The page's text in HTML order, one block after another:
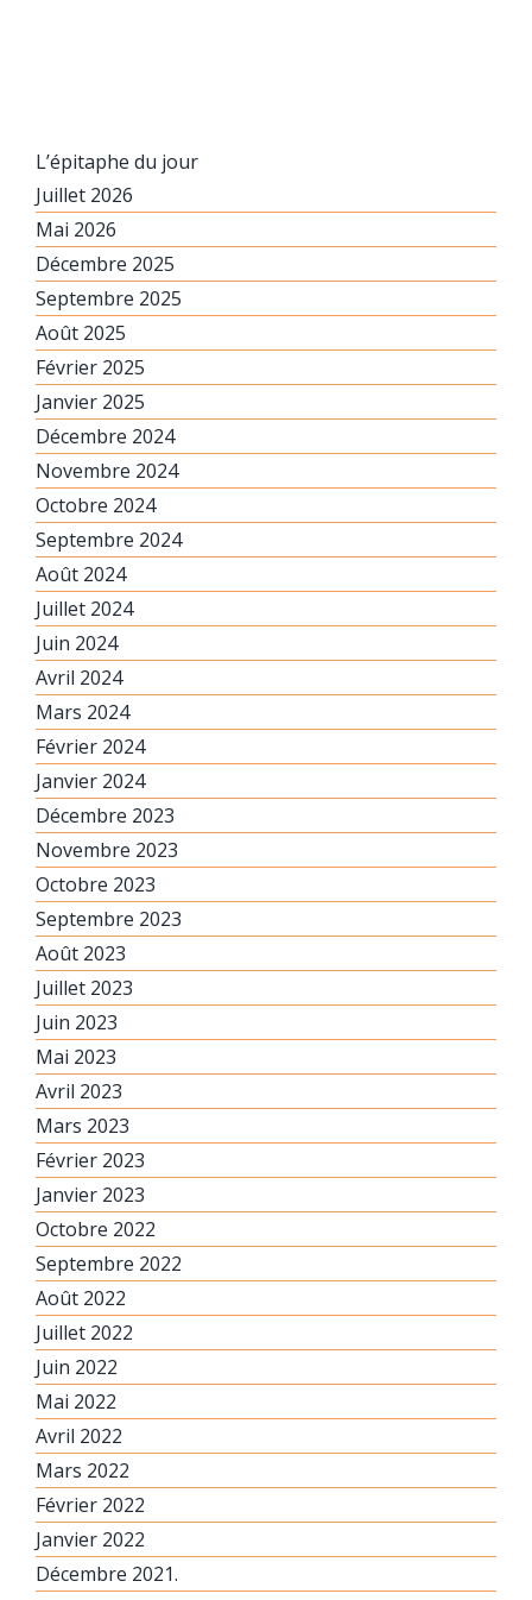
L’épitaphe du jour
Juillet 2026
Mai 2026
Décembre 2025
Septembre 2025
Août 2025
Février 2025
Janvier 2025
Décembre 2024
Novembre 2024
Octobre 2024
Septembre 2024
Août 2024
Juillet 2024
Juin 2024
Avril 2024
Mars 2024
Février 2024
Janvier 2024
Décembre 2023
Novembre 2023
Octobre 2023
Septembre 2023
Août 2023
Juillet 2023
Juin 2023
Mai 2023
Avril 2023
Mars 2023
Février 2023
Janvier 2023
Octobre 2022
Septembre 2022
Août 2022
Juillet 2022
Juin 2022
Mai 2022
Avril 2022
Mars 2022
Février 2022
Janvier 2022
Décembre 2021.